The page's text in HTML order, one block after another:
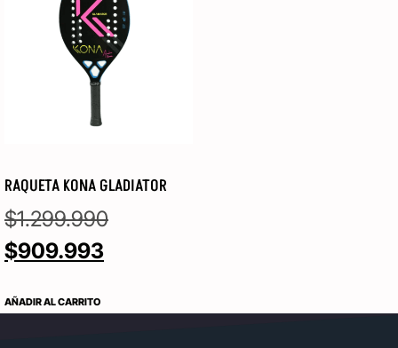
RAQUETA KONA GLADIATOR
$1.299.990
$909.993
AÑADIR AL CARRITO